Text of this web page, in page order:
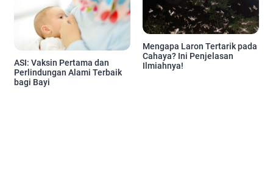
ASI: Vaksin Pertama dan
Perlindungan Alami Terbaik
bagi Bayi
Mengapa Laron Tertarik pada
Cahaya? Ini Penjelasan
Ilmiahnya!